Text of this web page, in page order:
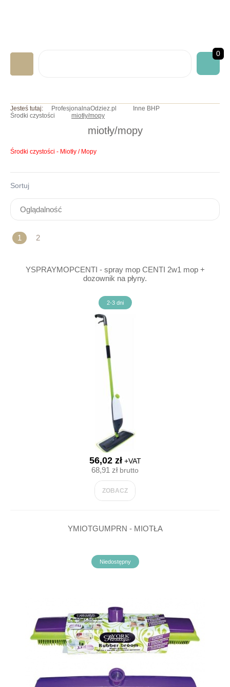
0
GASTRONOMICZNA
ART. JEDNORAZOWE
NADRUKI/HAFTY
INNE BHP
OKAZJE/PROMOCJE
Jesteś tutaj: ProfesjonalnaOdziez.pl
Inne BHP
Środki czystości
miotły/mopy
miotły/mopy
Środki czystości - Miotły / Mopy
Sortuj
1 2
YSPRAYMOPCENTI - spray mop CENTI 2w1 mop +
dozownik na płyny.
2-3 dni
56,02 zł+VAT
68,91 złbrutto
ZOBACZ
YMIOTGUMPRN - MIOTŁA
Niedostępny